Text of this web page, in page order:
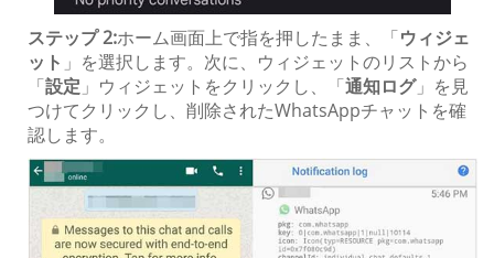
ステップ 2:ホーム画面上で指を押したまま、「ウィジェ
ット 」を選択します。次に、ウィジェットのリストから
「設定 」ウィジェットをクリックし、「通知ログ」を見
つけてクリックし、削除されたWhatsAppチャットを確
認します。